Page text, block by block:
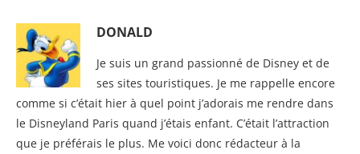
DONALD
Je suis un grand passionné de Disney et de
ses sites touristiques. Je me rappelle encore
comme si c’était hier à quel point j’adorais me rendre dans
le Disneyland Paris quand j’étais enfant. C’était l’attraction
que je préférais le plus. Me voici donc rédacteur à la